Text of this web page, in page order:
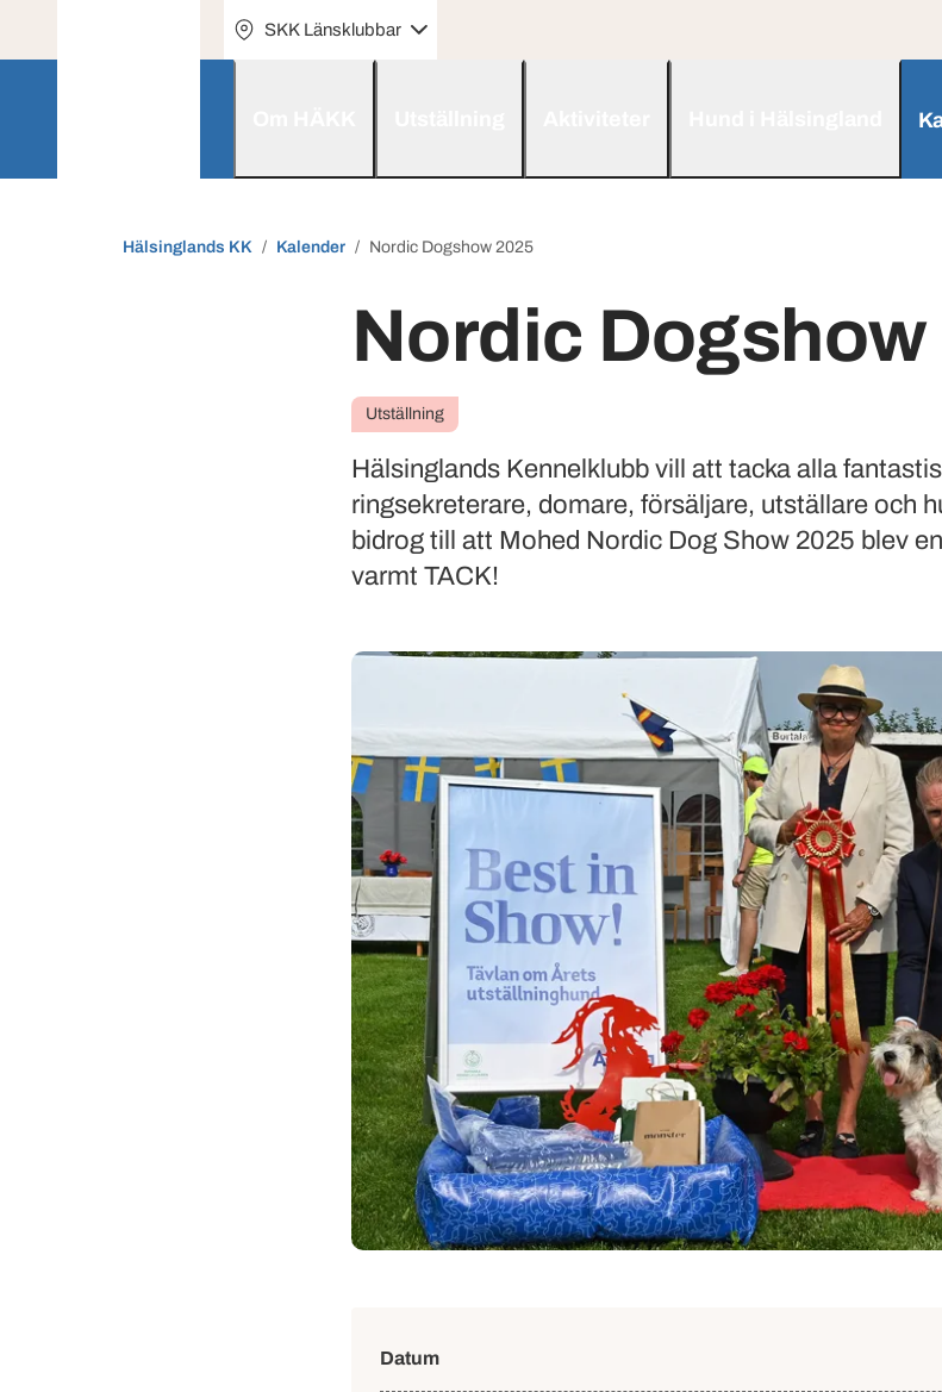
SKK Länsklubbar
Hälsinglands KK Kalender Nordic Dogshow 2025
Nordic Dogshow
Utställning
Hälsinglands Kennelklubb vill att tacka alla
ringsekreterare, domare, försäljare, utställare och
bidrog till att Mohed Nordic Dog Show 2025 blev
varmt TACK!
Datum